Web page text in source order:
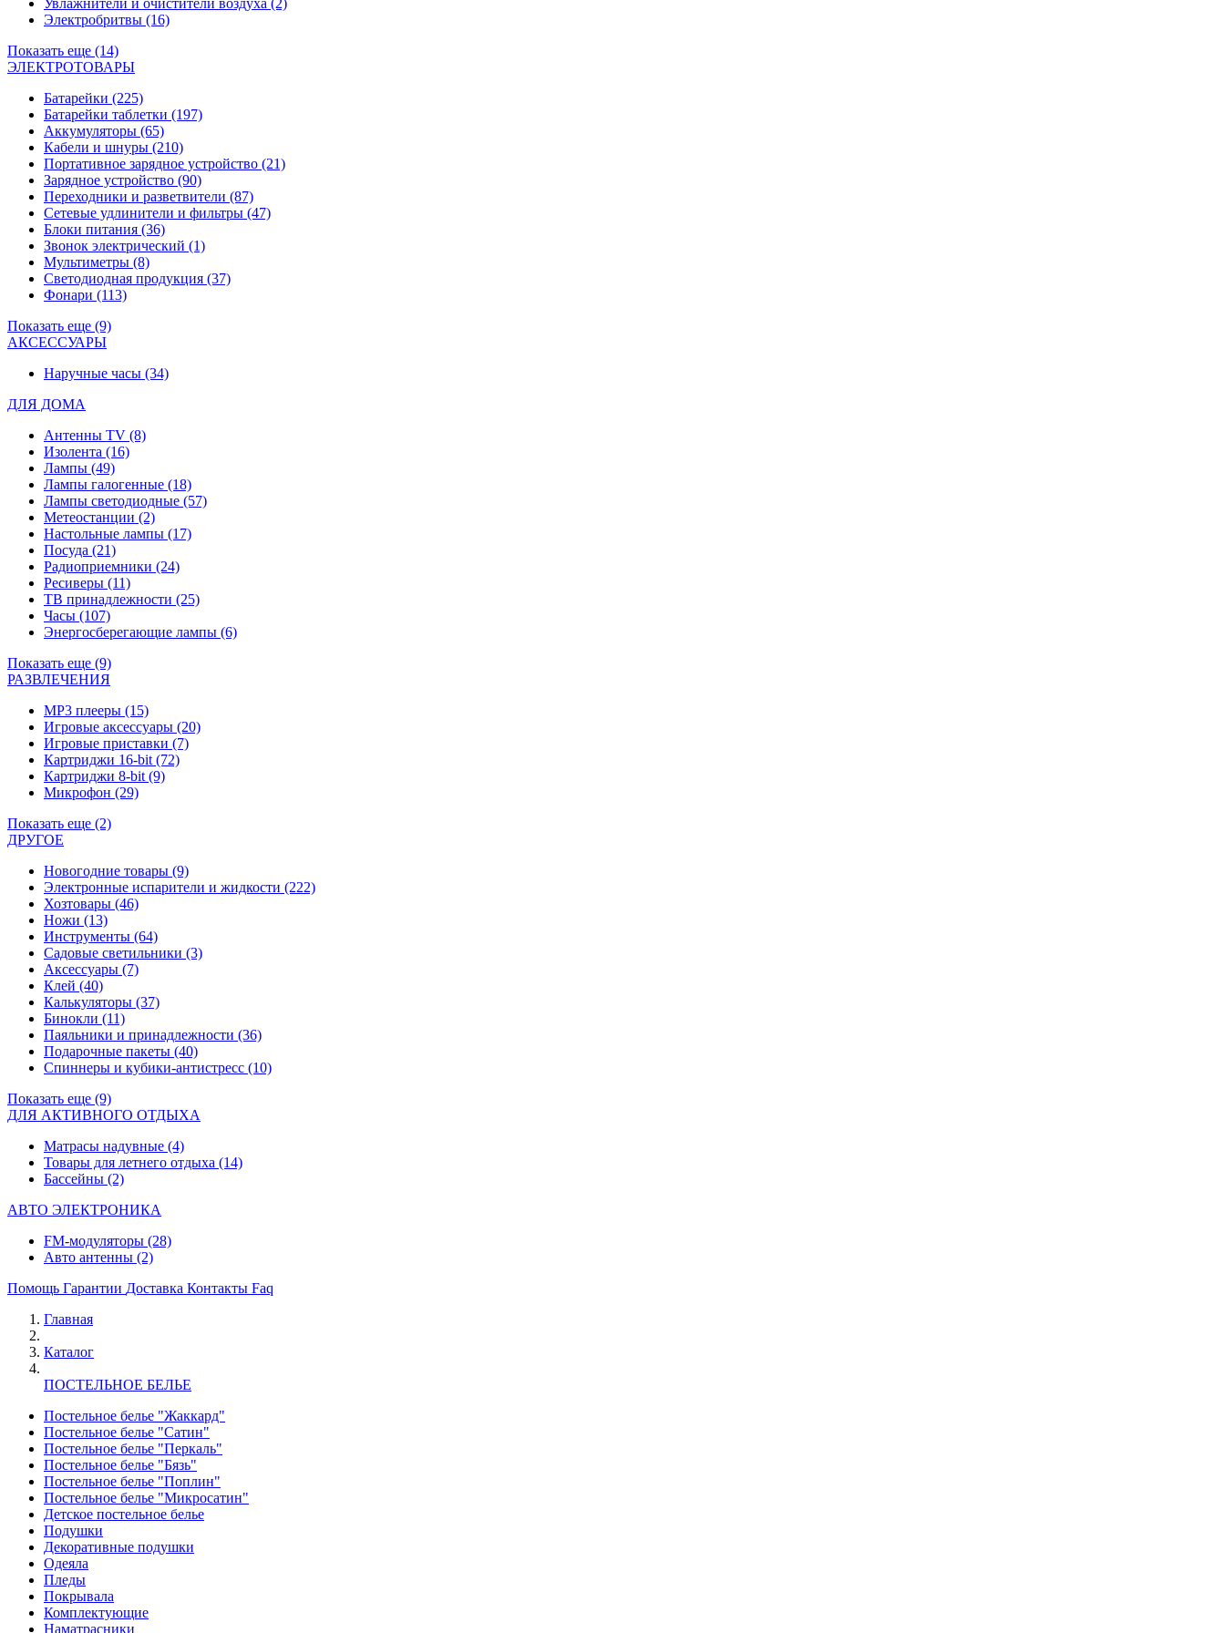
Увлажнители и очистители воздуха (2)
Электробритвы (16)
Показать еще (14)
ЭЛЕКТРОТОВАРЫ
Батарейки (225)
Батарейки таблетки (197)
Аккумуляторы (65)
Кабели и шнуры (210)
Портативное зарядное устройство (21)
Зарядное устройство (90)
Переходники и разветвители (87)
Сетевые удлинители и фильтры (47)
Блоки питания (36)
Звонок электрический (1)
Мультиметры (8)
Светодиодная продукция (37)
Фонари (113)
Показать еще (9)
АКСЕССУАРЫ
Наручные часы (34)
ДЛЯ ДОМА
Антенны TV (8)
Изолента (16)
Лампы (49)
Лампы галогенные (18)
Лампы светодиодные (57)
Метеостанции (2)
Настольные лампы (17)
Посуда (21)
Радиоприемники (24)
Ресиверы (11)
ТВ принадлежности (25)
Часы (107)
Энергосберегающие лампы (6)
Показать еще (9)
РАЗВЛЕЧЕНИЯ
MP3 плееры (15)
Игровые аксессуары (20)
Игровые приставки (7)
Картриджи 16-bit (72)
Картриджи 8-bit (9)
Микрофон (29)
Показать еще (2)
ДРУГОЕ
Новогодние товары (9)
Электронные испарители и жидкости (222)
Хозтовары (46)
Ножи (13)
Инструменты (64)
Садовые светильники (3)
Аксессуары (7)
Клей (40)
Калькуляторы (37)
Бинокли (11)
Паяльники и принадлежности (36)
Подарочные пакеты (40)
Спиннеры и кубики-антистресс (10)
Показать еще (9)
ДЛЯ АКТИВНОГО ОТДЫХА
Матрасы надувные (4)
Товары для летнего отдыха (14)
Бассейны (2)
АВТО ЭЛЕКТРОНИКА
FM-модуляторы (28)
Авто антенны (2)
Помощь Гарантии Доставка Контакты Faq
Главная
Каталог
ПОСТЕЛЬНОЕ БЕЛЬЕ
Постельное белье "Жаккард"
Постельное белье "Сатин"
Постельное белье "Перкаль"
Постельное белье "Бязь"
Постельное белье "Поплин"
Постельное белье "Микросатин"
Детское постельное белье
Подушки
Декоративные подушки
Одеяла
Пледы
Покрывала
Комплектующие
Наматрасники